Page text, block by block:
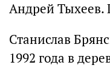
Андрей Тыхеев.
Станислав
1992 года в